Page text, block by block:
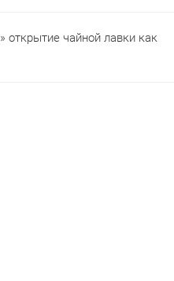
» открытие чайной лавки как